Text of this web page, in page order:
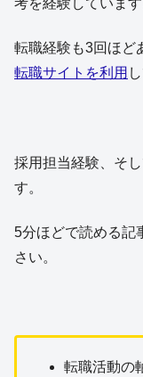
転職経験も3回ほど
転職サイトを利用
採用担当経験、そ
す。
5分ほどで読める記
さい。
転職活動の